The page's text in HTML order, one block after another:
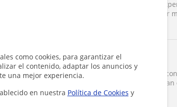
como cookies, para garantizar el
el contenido, adaptar los anuncios y
una mejor experiencia.
en nuestra Política de Cookies y
preparé el B2 First con clases particulares y la
simulacros de examen reales y el profesor
era una materia pendiente porque nunca
puedo organizarme semana a semana, me